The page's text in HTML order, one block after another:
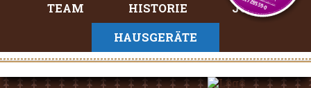
TEAM
HISTORIE
JOBS
HAUSGERÄTE